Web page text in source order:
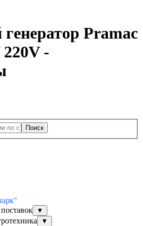
Pramac
-
Поиск
▼
▼